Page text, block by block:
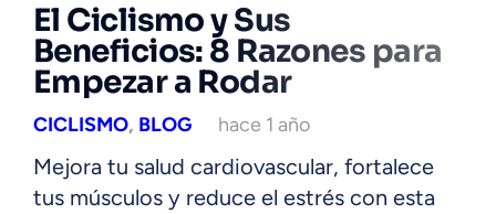
El Ciclismo y Sus
Beneficios: 8 Razones para
Empezar a Rodar
CICLISMO, BLOG hace 1 año
Mejora tu salud cardiovascular, fortalece
tus músculos y reduce el estrés con esta